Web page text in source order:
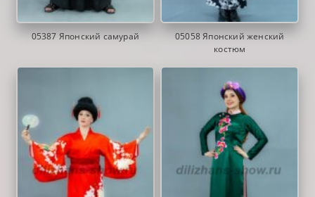
05387 Японский самурай
05058 Японский женский
костюм